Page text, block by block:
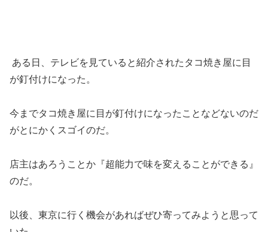
ある日、テレビを見ていると紹介されたタコ焼き屋に目
が釘付けになった。
今までタコ焼き屋に目が釘付けになったことなどないのだ
がとにかくスゴイのだ。
店主はあろうことか『超能力で味を変えることができる』
のだ。
以後、東京に行く機会があればぜひ寄ってみようと思って